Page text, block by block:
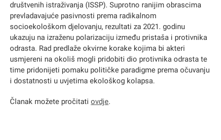
društvenih istraživanja (ISSP). Suprotno ranijim obrascima
prevladavajuće pasivnosti prema radikalnom
socioekološkom djelovanju, rezultati za 2021. godinu
ukazuju na izraženu polarizaciju između pristaša i protivnika
odrasta. Rad predlaže okvirne korake kojima bi akteri
usmjereni na okoliš mogli pridobiti dio protivnika odrasta te
time pridonijeti pomaku političke paradigme prema očuvanju
i dostatnosti u uvjetima ekološkog kolapsa.
Članak možete pročitati ovdje.